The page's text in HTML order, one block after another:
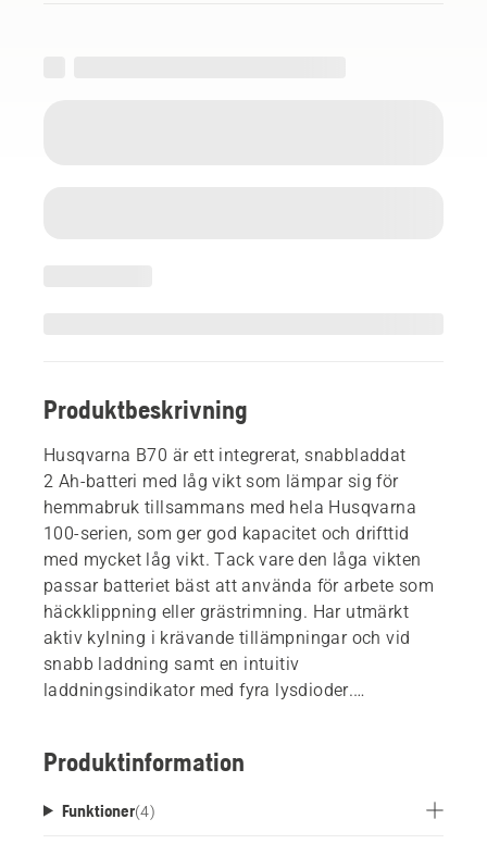
Produktbeskrivning
Husqvarna B70 är ett integrerat, snabbladdat
2 Ah-batteri med låg vikt som lämpar sig för
hemmabruk tillsammans med hela Husqvarna
100-serien, som ger god kapacitet och drifttid
med mycket låg vikt. Tack vare den låga vikten
passar batteriet bäst att använda för arbete som
häckklippning eller grästrimning. Har utmärkt
aktiv kylning i krävande tillämpningar och vid
snabb laddning samt en intuitiv
laddningsindikator med fyra lysdioder.
Produktinformation
Funktioner(4)